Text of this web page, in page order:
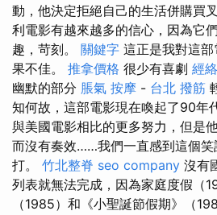
動，他決定拒絕自己的生活併購買
利電影有越來越多的信心，因為它
趣，苛刻。 關鍵字 這正是我對這
果不佳。 推拿價格 很少有喜劇 經
幽默的部分 脹氣 按摩 - 台北 撥筋
知何故，這部電影現在喚起了90年
與美國電影相比的更多努力，但是
而沒有奏效……我們一直感到這個笑
打。 竹北整脊 seo company 沒有
列表就無法完成，因為家庭度假（
（1985）和《小聖誕節假期》（